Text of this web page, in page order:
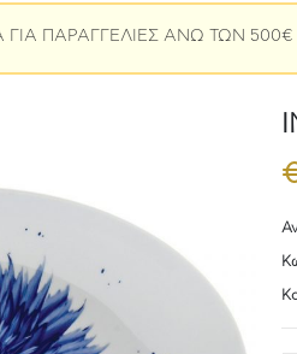
ΠΑΡΑΓΓΕΛΙΕΣ ΑΝΩ ΤΩΝ 500€